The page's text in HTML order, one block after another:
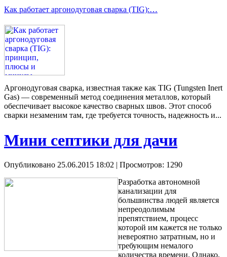
Как работает аргонодуговая сварка (TIG):…
Аргонодуговая сварка, известная также как TIG (Tungsten Inert
Gas) — современный метод соединения металлов, который
обеспечивает высокое качество сварных швов. Этот способ
сварки незаменим там, где требуется точность, надежность и...
Мини септики для дачи
Опубликовано 25.06.2015 18:02 | Просмотров: 1290
Разработка автономной
канализации для
большинства людей является
непреодолимым
препятствием, процесс
которой им кажется не только
невероятно затратным, но и
требующим немалого
количества времени. Однако,